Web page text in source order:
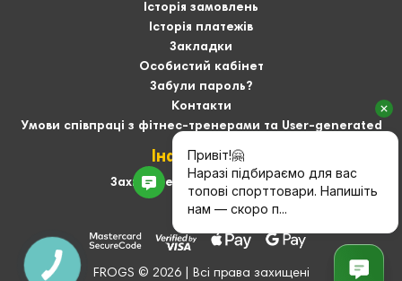
Історія замовлень
Історія платежів
Закладки
Особистий кабінет
Забули пароль?
Контакти
Умови співпраці з фітнес-тренерами та User-generated
Інформація
Захист персональних даних
FROGS © 2026 | Всі права захищені